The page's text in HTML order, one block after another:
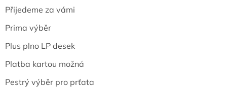
Přijedeme za vámi
Prima výběr
Plus plno LP desek
Platba kartou možná
Pestrý výběr pro prťata